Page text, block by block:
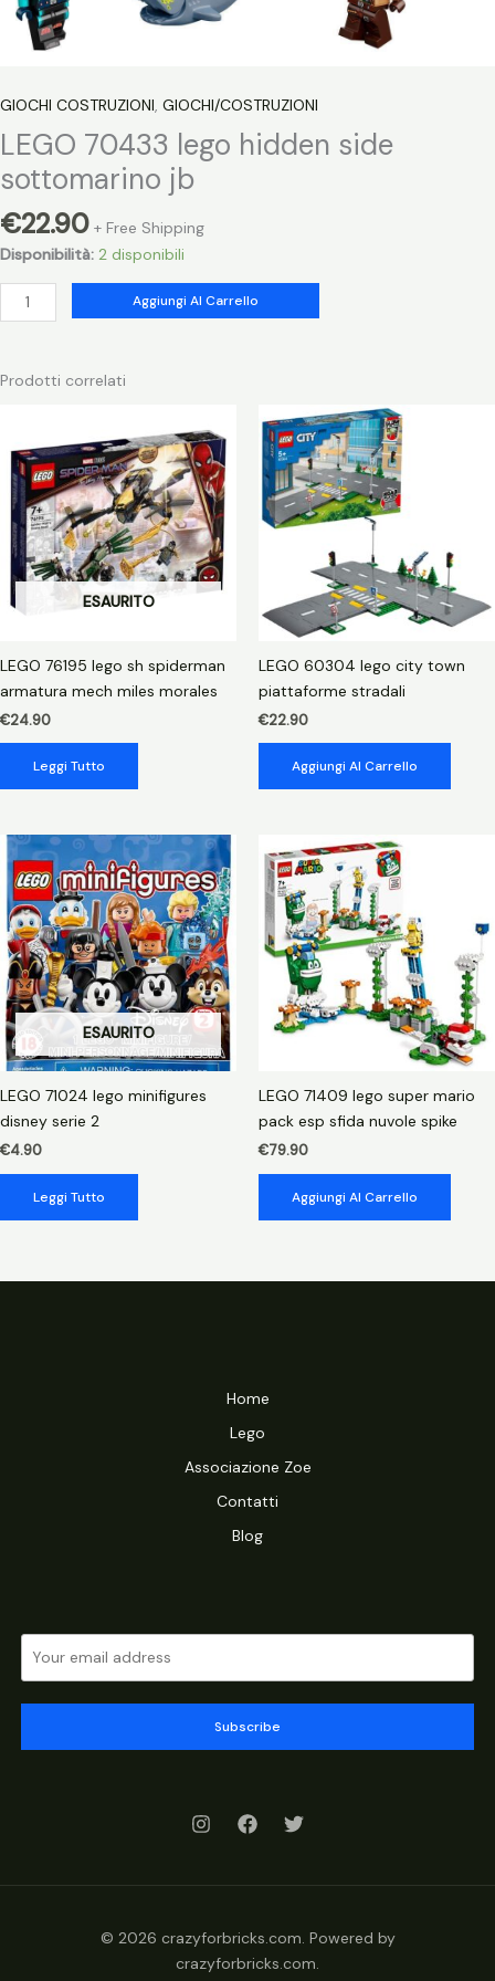
GIOCHI COSTRUZIONI, GIOCHI/COSTRUZIONI
LEGO 70433 lego hidden side
sottomarino jb
€22.90 + Free Shipping
Disponibilità: 2 disponibili
LEGO
70433
hidden
jb
quantità
Aggiungi Al Carrello
Prodotti correlati
ESAURITO
LEGO 76195 lego sh spiderman
armatura mech miles morales
€24.90
Leggi Tutto
LEGO 60304 lego city town
piattaforme stradali
€22.90
Aggiungi Al Carrello
ESAURITO
LEGO 71024 lego minifigures
disney serie 2
€4.90
Leggi Tutto
LEGO 71409 lego super mario
pack esp sfida nuvole spike
€79.90
Aggiungi Al Carrello
Home
Lego
Associazione Zoe
Contatti
Blog
Subscribe
© 2026 crazyforbricks.com. Powered by
crazyforbricks.com.